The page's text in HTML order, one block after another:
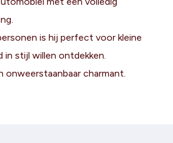
is hij perfect voor kleine
in stijl willen ontdekken.
onweerstaanbaar charmant.